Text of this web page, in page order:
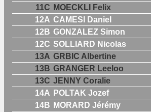
11C MOECKLI Felix
12A CAMESI Daniel
12B GONZALEZ Simon
12C SOLLIARD Nicolas
13A GRBIC Albertine
13B GRANGER Leeloo
13C JENNY Coralie
14A POLTAK Jozef
14B MORARD Jérémy